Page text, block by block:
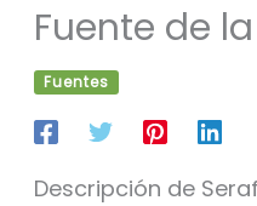
Fuente de
Fuentes
Descripción de